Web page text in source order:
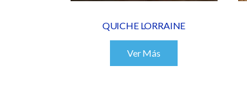
QUICHE LORRAINE
Ver Más